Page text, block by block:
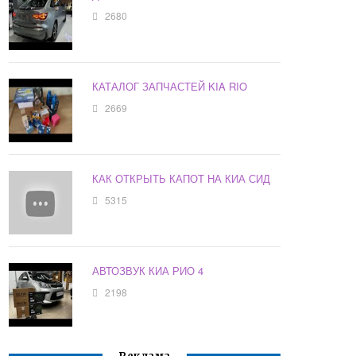
2680
КАТАЛОГ ЗАПЧАСТЕЙ KIA RIO
2669
КАК ОТКРЫТЬ КАПОТ НА КИА СИД
5315
АВТОЗВУК КИА РИО 4
2198